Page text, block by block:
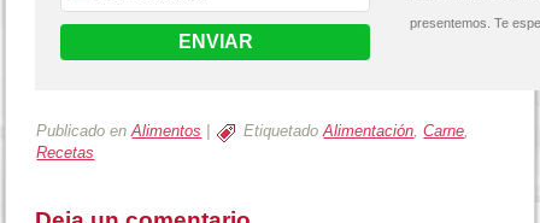
presentemos. Te
Publicado en Alimentos Etiquetado Alimentación,Carne,
Recetas